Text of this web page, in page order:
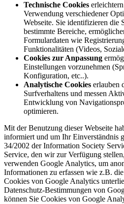
Technische Cookies
Verwendung verschiedener
Webseite. Sie identifizieren die
bestimmte Bereiche,
Formulardaten wie
Funktionalitäten (Videos,
Cookies zur Anpassung
Einstellungen vorzunehmen
Konfiguration, etc..).
Analytische Cookies erlauben
Surfverhaltens und messen
Entwicklung von
optimieren.
Mit der Benutzung dieser Webseite
informiert und um Ihr Einverständnis
34/2002 der Information Society
Service, den wir zur Verfügung
verwenden Google Analytics, um
Informationen zu erfassen wie z.B.
Cookies von Google Analytics
Datenschutz-Bestimmungen von
können Sie Cookies von Google